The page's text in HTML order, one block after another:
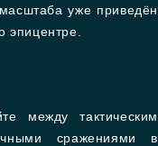
уже приведён
эпицентре.
между тактическим
сражениями в